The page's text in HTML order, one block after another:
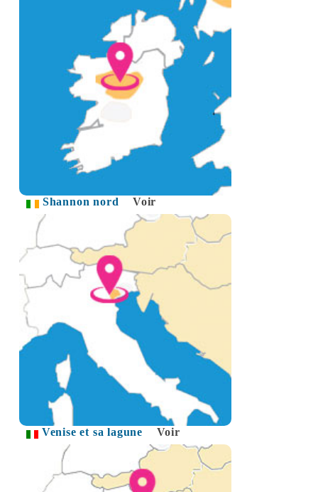
Shannon nord Voir
Venise et sa lagune Voir